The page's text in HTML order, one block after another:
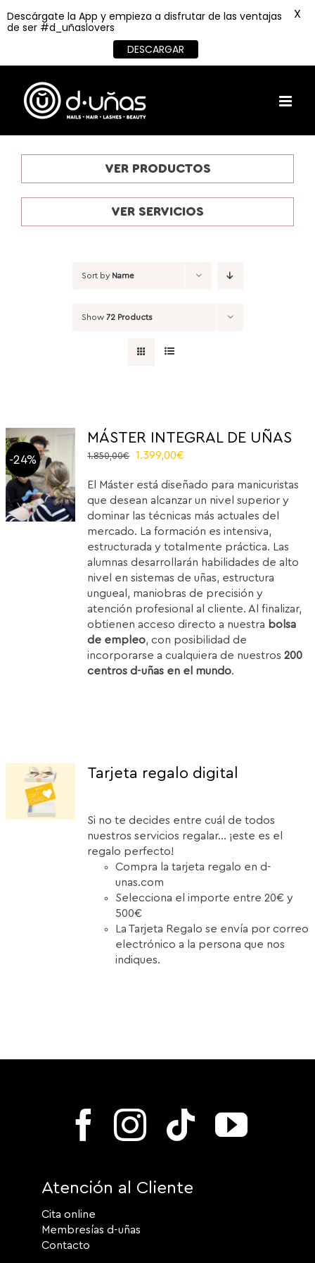
content
VER PRODUCTOS
VER SERVICIOS
Sort by Name
Show 72 Products
-24%
MÁSTER INTEGRAL DE UÑAS
1.850,00€
El
original
era:
1.850,00€.
1.399,00€
actual
es:
1.399,00€.
El Máster está diseñado para manicuristas
que desean alcanzar un nivel superior y
dominar las técnicas más actuales del
mercado. La formación es intensiva,
estructurada y totalmente práctica. Las
alumnas desarrollarán habilidades de alto
nivel en sistemas de uñas, estructura
ungueal, maniobras de precisión y
atención profesional al cliente. Al finalizar,
obtienen acceso directo a nuestra bolsa
de empleo, con posibilidad de
incorporarse a cualquiera de nuestros200
centros d-uñas en el mundo.
Tarjeta regalo digital
Si no te decides entre cuál de todos
nuestros servicios regalar... ¡este es el
regalo perfecto!
Compra la tarjeta regalo en d-
unas.com
Selecciona el importe entre 20€ y
500€
La Tarjeta Regalo se envía por correo
electrónico a la persona que nos
indiques.
Atención al Cliente
Cita online
Membresías d-uñas
Contacto
Descárgate la App y empieza a disfrutar de las ventajas
de ser #d_uñaslovers
DESCARGAR
X